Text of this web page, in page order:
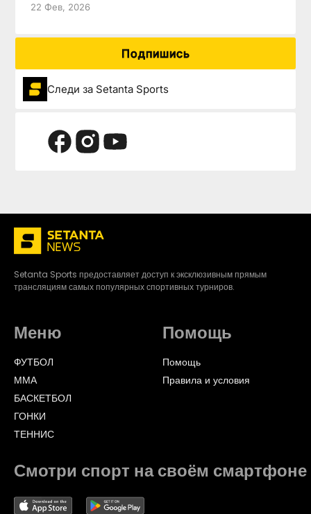
22 Фев, 2026
Подпишись
Следи за Setanta Sports
Setanta Sports предоставляет доступ к эксклюзивным прямым
трансляциям самых популярных спортивных турниров.
Меню
ФУТБОЛ
ММА
БАСКЕТБОЛ
ГОНКИ
ТЕННИС
Помощь
Помощь
Правила и условия
Смотри спорт на своём смартфоне